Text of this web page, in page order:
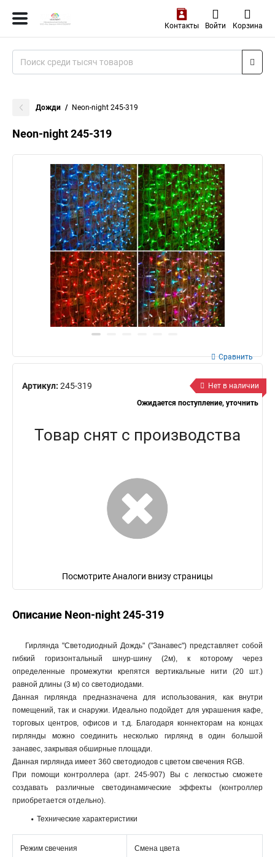
Контакты Войти Корзина
Дожди Neon-night 245-319
Neon-night 245-319
Артикул: 245-319
Сравнить
Нет в наличии
Ожидается поступление, уточнить
Товар снят с производства
Посмотрите Аналоги внизу страницы
Описание Neon-night 245-319
Гирлянда "Светодиодный Дождь" ("Занавес") представляет собой
гибкий горизонтальный шнур-шину (2м), к которому через
определенные промежутки крепятся вертикальные нити (20 шт.)
равной длины (3 м) со светодиодами.
Данная гирлянда предназначена для использования, как внутри
помещений, так и снаружи. Идеально подойдет для украшения кафе,
торговых центров, офисов и т.д. Благодаря коннекторам на концах
гирлянды можно соединить несколько гирлянд в один большой
занавес, закрывая обширные площади.
Данная гирлянда имеет 360 светодиодов с цветом свечения RGB.
При помощи контроллера (арт. 245-907) Вы с легкостью сможете
создавать различные светодинамические эффекты (контроллер
приобретается отдельно).
Технические характеристики
Режим свечения Смена цвета